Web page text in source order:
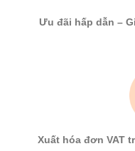
Ưu đãi hấp dẫn –
Xuất hóa đơn VAT